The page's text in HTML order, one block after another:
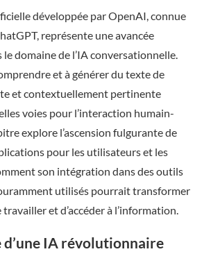
développée par OpenAI, connue
représente une avancée
domaine de l’IA conversationnelle.
et à générer du texte de
et contextuellement pertinente
voies pour l’interaction humain-
explore l’ascension fulgurante de
pour les utilisateurs et les
son intégration dans des outils
utilisés pourrait transformer
et d’accéder à l’information.
d’une IA révolutionnaire